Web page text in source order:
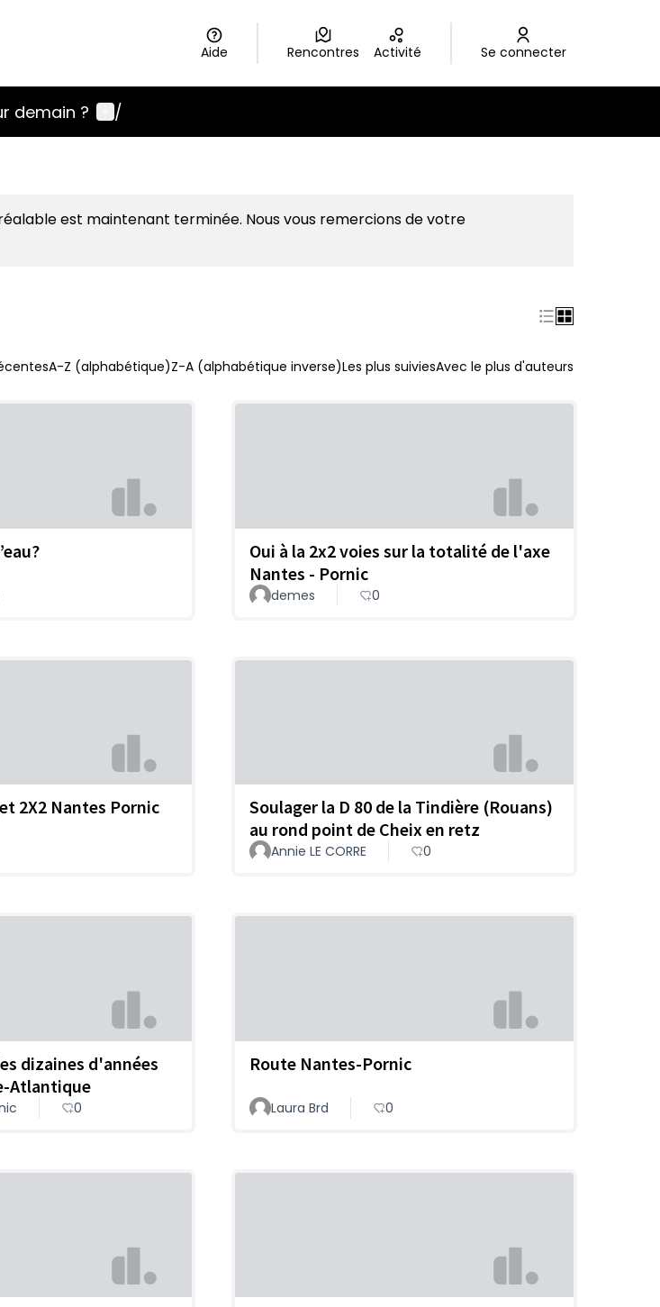
Aide Rencontres Activité Se connecter
demain ? Menu utilisateur
/
est maintenant terminée. Nous vous remercions de votre
A-Z (alphabétique)Z-A (alphabétique inverse)Les plus suiviesAvec le plus d'auteurs
Oui à la 2x2 voies sur la totalité de l'axe
Nantes - Pornic
demes 0
2X2 Nantes Pornic
Soulager la D 80 de la Tindière (Rouans)
au rond point de Cheix en retz
Annie LE CORRE 0
dizaines d'années
Atlantique
0
Route Nantes-Pornic
Laura Brd 0